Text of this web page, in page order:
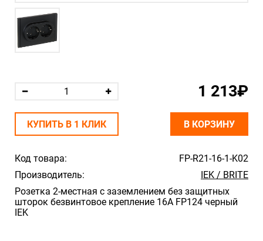
Код товара:
FP-R21-16-1-K02
Производитель:
IEK / BRITE
Розетка 2-местная с заземлением без защитных
шторок безвинтовое крепление 16А FP124 черный
IEK
1 213₽
КУПИТЬ В 1 КЛИК В КОРЗИНУ